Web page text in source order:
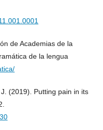
de Academias de la
de la lengua
(2019). Putting pain in its